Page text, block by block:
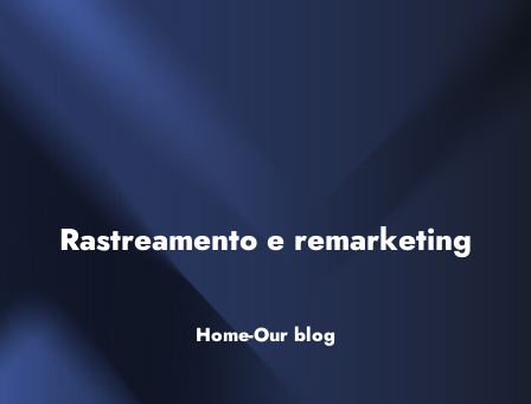
Rastreamento e remarketing
Home-Our blog